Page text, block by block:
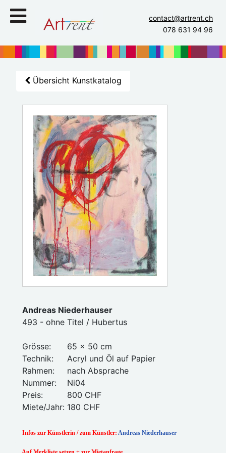
contact@artrent.ch
078 631 94 96
Übersicht Kunstkatalog
Andreas Niederhauser
493 - ohne Titel / Hubertus
Grösse:
65 x 50 cm
Technik:
Acryl und Öl auf Papier
Rahmen:
nach Absprache
Nummer:
Ni04
Preis:
800 CHF
Miete/Jahr: 180 CHF
Infos zur Künstlerin / zum Künstler: Andreas Niederhauser